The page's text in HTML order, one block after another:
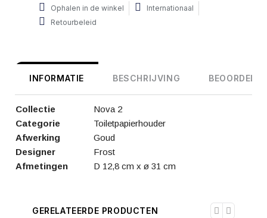
Ophalen in de winkel
Internationaal
Retourbeleid
INFORMATIE BESCHRIJVING
Collectie
Nova 2
Categorie
Toiletpapierhouder
Afwerking
Goud
Designer
Frost
Afmetingen
D 12,8 cm x ø 31 cm
GERELATEERDE PRODUCTEN